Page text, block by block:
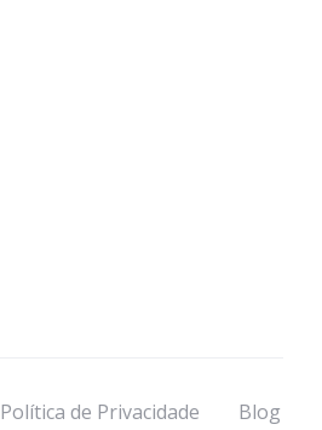
Política de Privacidade Blog